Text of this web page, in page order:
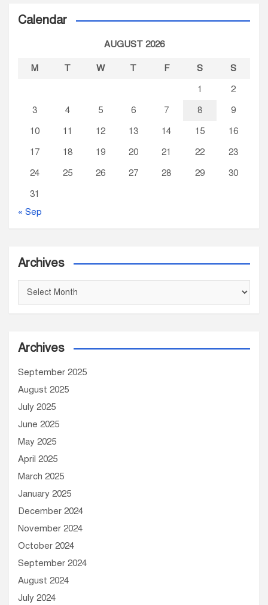
c
Calendar
AUGUST 2026
M T W T F S
S
1
2
3
4 5 6 7 8
9
10
11 12 13 14 15
16
17
18 19 20 21 22
23
24
25 26 27 28 29
30
31
« Sep
Archives
r
c
i
e
s
Archives
September 2025
August 2025
July 2025
June 2025
May 2025
April 2025
March 2025
January 2025
December 2024
November 2024
October 2024
September 2024
August 2024
July 2024